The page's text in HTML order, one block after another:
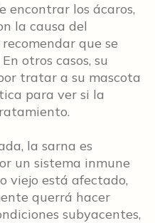
encontrar los ácaros,
la causa del
que se
otros casos, su
tratar a su mascota
para ver si la
la sarna es
un sistema inmune
viejo está afectado,
querrá hacer
subyacentes,